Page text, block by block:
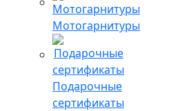
Мотогарнитуры
Подарочные
сертификаты